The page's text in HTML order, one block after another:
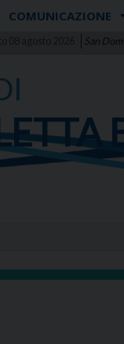
San
COMUNICAZIONE